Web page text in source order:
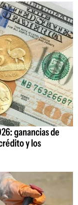
ganancias de
y los